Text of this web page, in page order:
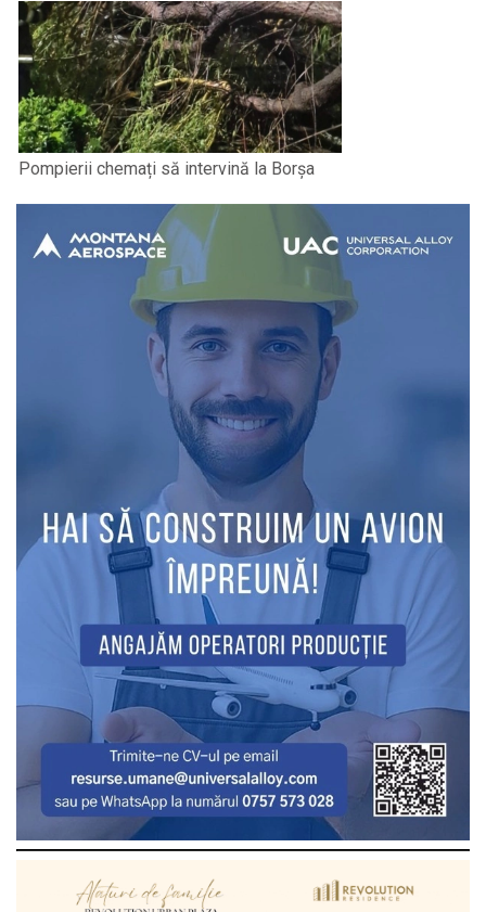
Pompierii chemați să intervină la Borșa